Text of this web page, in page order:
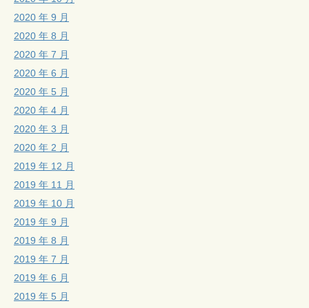
2020 年 9 月
2020 年 8 月
2020 年 7 月
2020 年 6 月
2020 年 5 月
2020 年 4 月
2020 年 3 月
2020 年 2 月
2019 年 12 月
2019 年 11 月
2019 年 10 月
2019 年 9 月
2019 年 8 月
2019 年 7 月
2019 年 6 月
2019 年 5 月